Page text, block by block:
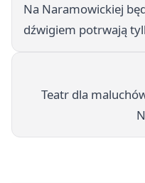
Na Naramowickiej
dźwigiem potrwają
Teatr dla